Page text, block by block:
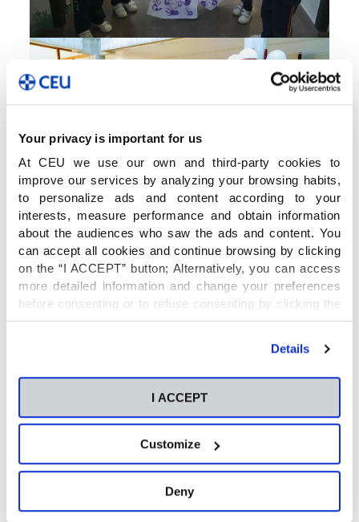
Your privacy is important for us
At CEU we use our own and third-party cookies to
improve our services by analyzing your browsing habits,
to personalize ads and content according to your
interests, measure performance and obtain information
about the audiences who saw the ads and content. You
can accept all cookies and continue browsing by clicking
on the “I ACCEPT” button; Alternatively, you can access
more detailed information and change your preferences
before consenting or to refuse consenting by clicking the
"Personalize" button. For more information you can visit
Details
I ACCEPT
Customize
Deny